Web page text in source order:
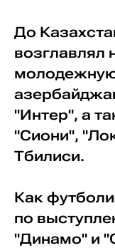
До
возглавлял
"Интер", а
"Сиони",
Тбилиси.
Как
по
"Динамо" и